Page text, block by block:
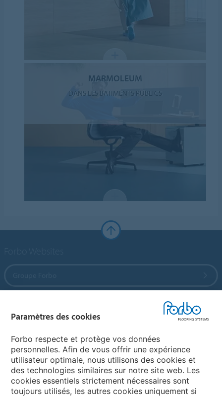
MARMOLEUM
DANS LES BÂTIMENTS PUBLICS
Selectionnez un pays
Paramètres des cookies
Forbo respecte et protège vos données
personnelles. Afin de vous offrir une expérience
utilisateur optimale, nous utilisons des cookies et
des technologies similaires sur notre site web. Les
cookies essentiels strictement nécessaires sont
toujours utilisés, les autres cookies uniquement si